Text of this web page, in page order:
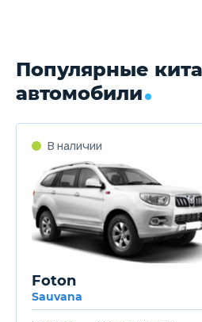
Популярные
автомобили
Foton
Sauvana